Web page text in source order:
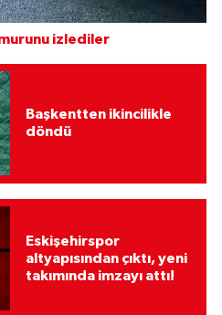
izlediler
Başkentten ikincilikle
döndü
Eskişehirspor
altyapısından çıktı, yeni
takımında imzayı attı!